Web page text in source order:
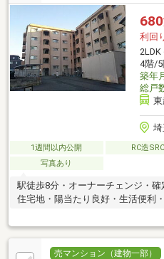
680
利回
2LDK
4階/5
築年
総戸
1週間以内公開 RC造
写真あり
駅徒歩8分・オーナーチェンジ・
住宅地・陽当たり良好・生活便利
売マンション（建物一部）